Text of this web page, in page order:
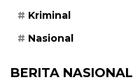
Kriminal
Nasional
BERITA NASIONAL